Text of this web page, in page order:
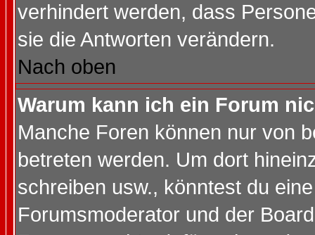
verhindert werden, dass
sie die Antworten verändern.
Nach oben
Warum kann ich ein Forum
Manche Foren können nur von
betreten werden. Um dort
schreiben usw., könntest du
Forumsmoderator und der